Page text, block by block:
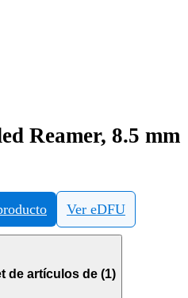
Reamer, 8.5 mm
Ver eDFU
de artículos de (1)